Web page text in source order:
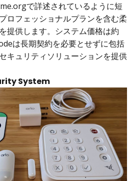
で詳述されているように短
ロフェッショナルプランを含む柔
提供します。システム価格は約
は長期契約を必要とせずに包括
キュリティソリューションを提供
System